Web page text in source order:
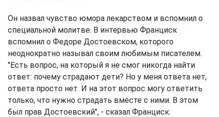
Он назвал чувство юмора лекарством и вспомнил о
специальной молитве. В интервью Франциск
вспомнил о Федоре Достоевском, которого
неоднократно называл своим любимым писателем.
"Есть вопрос, на который я не смог никогда найти
ответ: почему страдают дети? Но у меня ответа нет,
ответа просто нет. И на этот вопрос могу ответить
только, что нужно страдать вместе с ними. В этом
был прав Достоевский", - сказал Франциск.